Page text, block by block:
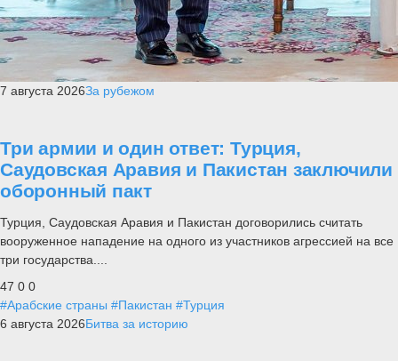
7 августа 2026За рубежом
Три армии и один ответ: Турция,
Саудовская Аравия и Пакистан заключили
оборонный пакт
Турция, Саудовская Аравия и Пакистан договорились считать
вооруженное нападение на одного из участников агрессией на все
три государства....
47 0 0
#Арабские страны #Пакистан #Турция
6 августа 2026Битва за историю